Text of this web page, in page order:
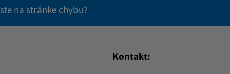
na stránke chybu?
Kontakt: